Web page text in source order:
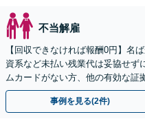
不当解雇
【回収できなければ報酬0円】名
資系など未払い残業代は妥協せず
ムカードがない方、他の有効な証
断られた方もご相談ください。あ
事例を見る(2件)